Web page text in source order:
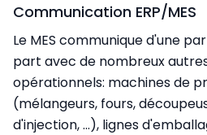
Communication ERP/MES
Le MES communique d'une
part avec de nombreux
opérationnels: machines de
(mélangeurs, fours,
d'injection, …), lignes